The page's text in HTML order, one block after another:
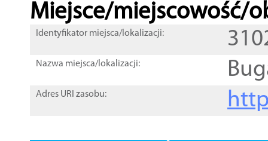
Miejsce/miejscowość/
Identyfikator miejsca/lokalizacji:
Nazwa miejsca/lokalizacji:
Adres URI zasobu: